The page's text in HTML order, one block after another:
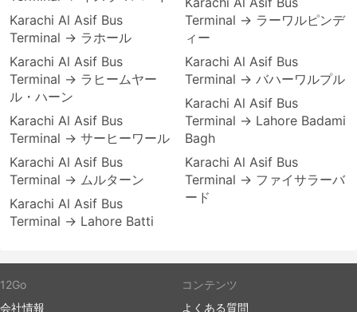
Karachi Al Asif Bus
Terminal → ラホール
Karachi Al Asif Bus
Terminal → ラヒームヤー
ル・ハーン
Karachi Al Asif Bus
Terminal → サーヒーワール
Karachi Al Asif Bus
Terminal → ムルターン
Karachi Al Asif Bus
Terminal → Lahore Batti
Terminal → ラーワルピンデ
ィー
Karachi Al Asif Bus
Terminal → バハーワルプル
Karachi Al Asif Bus
Terminal → Lahore Badami
Bagh
Karachi Al Asif Bus
Terminal → ファイサラーバ
ード
12Go
会社情報
コンテンツ
よくある質問